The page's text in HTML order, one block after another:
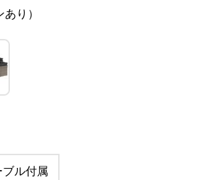
り）
ブル付属